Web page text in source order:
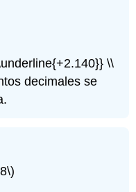
\\
decimales se